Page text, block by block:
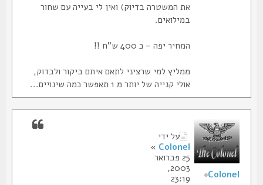
את המשטרה בדיוק) ואין לי בעייה עם שחור
במילואים.
המחיר יפה - כ 400 ש"ח !!
ממליץ למי שרציני לתאם איתם ביקור ולבדוק,
אולי קנייה של יותר מ 1 תאפשר כמה שינויים...
על ידי
Colonel
»
25 פברואר
2003,
23:19
Colonel